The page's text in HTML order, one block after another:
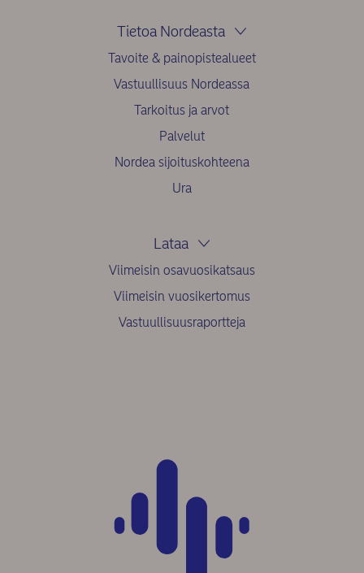
Tietoa Nordeasta
Tavoite & painopistealueet
Vastuullisuus Nordeassa
Tarkoitus ja arvot
Palvelut
Nordea sijoituskohteena
Ura
Lataa
Viimeisin osavuosikatsaus
Viimeisin vuosikertomus
Vastuullisuusraportteja